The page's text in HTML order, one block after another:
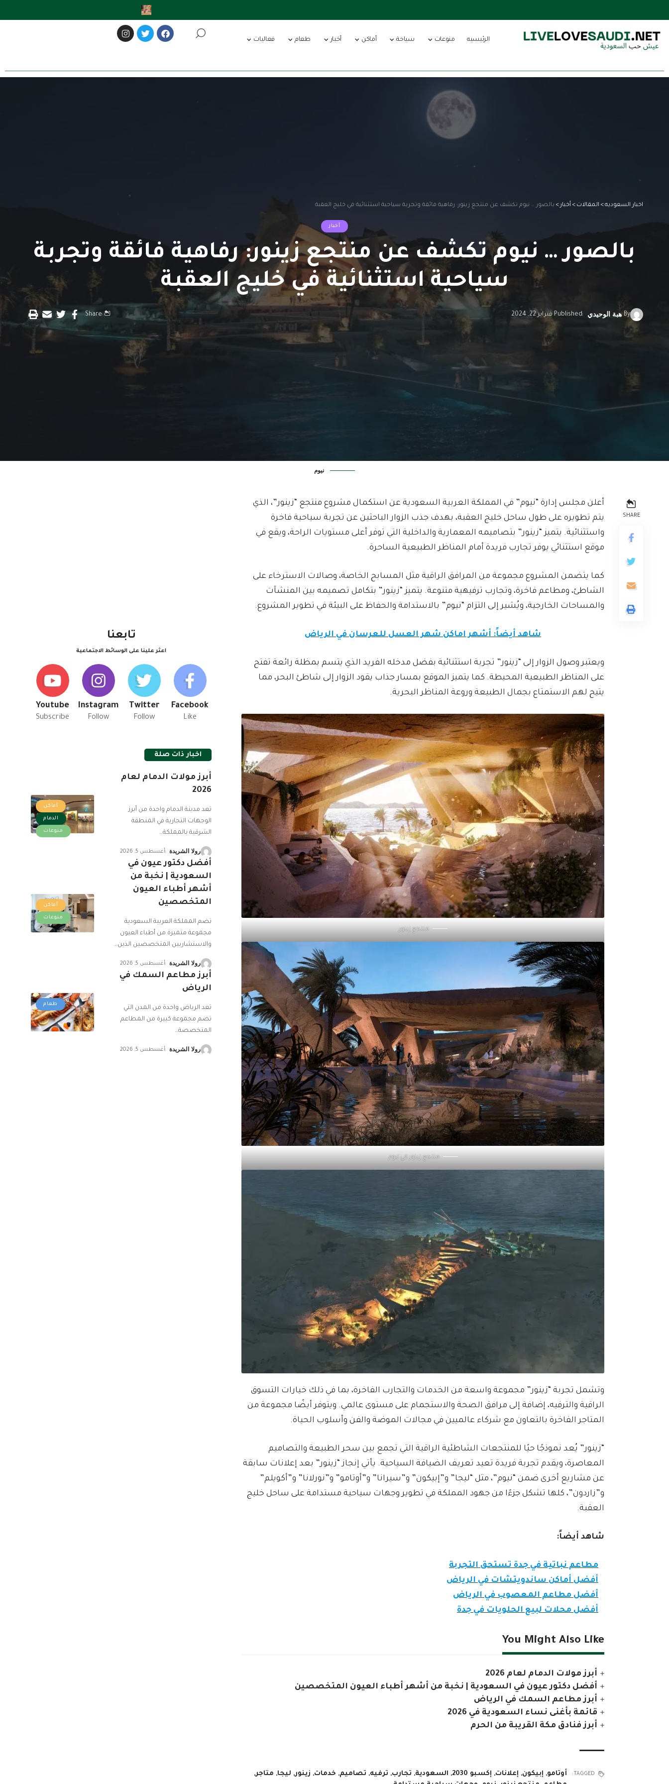
الرئيسيه منوعات سياحة أماكن أخبار طعام فعاليات
اخبار السعوديه> المقالات > أخبار > بالصور … نيوم تكشف عن منتجع زينور: رفاهية فائقة وتجربة سياحية استثنائية في خليج العقبة
أخبار
بالصور … نيوم تكشف عن منتجع زينور: رفاهية فائقة وتجربة
سياحية استثنائية في خليج العقبة
By هبة الوحيدي Published فبراير 22, 2024 Share
نيوم
SHARE
أعلن مجلس إدارة “نيوم” في المملكة العربية السعودية عن استكمال مشروع منتجع “زينور”، الذي
يتم تطويره على طول ساحل خليج العقبة، بهدف جذب الزوار الباحثين عن تجربة سياحية فاخرة
واستثنائية. يتميز “زينور” بتصاميمه المعمارية والداخلية التي توفر أعلى مستويات الراحة، ويقع في
موقع استثنائي يوفر تجارب فريدة أمام المناظر الطبيعية الساحرة.
كما يتضمن المشروع مجموعة من المرافق الراقية مثل المسابح الخاصة، وصالات الاسترخاء على
الشاطئ، ومطاعم فاخرة، وتجارب ترفيهية متنوعة. يتميز “زينور” بتكامل تصميمه بين المنشآت
والمساحات الخارجية، ويُشير إلى التزام “نيوم” بالاستدامة والحفاظ على البيئة في تطوير المشروع.
شاهد أيضاً: أشهر اماكن شهر العسل للعرسان في الرياض
ويعتبر وصول الزوار إلى “زينور” تجربة استثنائية بفضل مدخله الفريد الذي يتسم بمظلة رائعة تفتح
على المناظر الطبيعية المحيطة. كما يتميز الموقع بمسار جذاب يقود الزوار إلى شاطئ البحر، مما
يتيح لهم الاستمتاع بجمال الطبيعة وروعة المناظر البحرية.
منتجع زينور
منتجع زينور في نيوم
وتشمل تجربة “زينور” مجموعة واسعة من الخدمات والتجارب الفاخرة، بما في ذلك خيارات التسوق
الراقية والترفيه، إضافة إلى مرافق الصحة والاستجمام على مستوى عالمي. ويتوفر أيضًا مجموعة من
المتاجر الفاخرة بالتعاون مع شركاء عالميين في مجالات الموضة والفن وأسلوب الحياة.
“زينور” يُعد نموذجًا حيًا للمنتجعات الشاطئية الراقية التي تجمع بين سحر الطبيعة والتصاميم
المعاصرة، ويقدم تجربة فريدة تعيد تعريف الضيافة السياحية. يأتي إنجاز “زينور” بعد إعلانات سابقة
عن مشاريع أخرى ضمن “نيوم”، مثل “ليجا” و”إبيكون” و”سيرانا” و”أوتامو” و”نورلانا” و”أكويلم”
و”زاردون”، كلها تشكل جزءًا من جهود المملكة في تطوير وجهات سياحية مستدامة على ساحل خليج
العقبة.
شاهد أيضاً:
مطاعم نباتية في جدة تستحق التجربة
أفضل أماكن ساندويتشات في الرياض
أفضل مطاعم المعصوب في الرياض
أفضل محلات لبيع الحلويات في جدة
You Might Also Like
أبرز مولات الدمام لعام 2026
أفضل دكتور عيون في السعودية | نخبة من أشهر أطباء العيون المتخصصين
أبرز مطاعم السمك في الرياض
قائمة بأغنى نساء السعودية في 2026
أبرز فنادق مكة القريبة من الحرم
TAGGED: أوتامو, إبيكون, إعلانات, إكسبو 2030 , السعودية, تجارب, ترفيه, تصاميم, خدمات, زينور, ليجا, متاجر,
تابعنا
اعثر علينا على الوسائط الاجتماعية
Facebook
Like
Twitter
Follow
Instagram
Follow
Youtube
Subscribe
اخبار ذات صلة
أماكن
الدمام
منوعات
أبرز مولات الدمام لعام
2026
تعد مدينة الدمام واحدة من أبرز
الوجهات التجارية في المنطقة
الشرقية بالمملكة…
رولا الشريدة أغسطس 5, 2026
أماكن
منوعات
أفضل دكتور عيون في
السعودية | نخبة من
أشهر أطباء العيون
المتخصصين
تضم المملكة العربية السعودية
مجموعة متميزة من أطباء العيون
والاستشاريين المتخصصين الذين…
رولا الشريدة أغسطس 5, 2026
طعام
أبرز مطاعم السمك في
الرياض
تعد الرياض واحدة من المدن التي
تضم مجموعة كبيرة من المطاعم
المتخصصة…
رولا الشريدة أغسطس 5, 2026